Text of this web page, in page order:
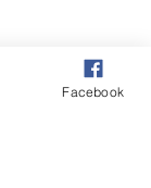
sociaux :
Facebook